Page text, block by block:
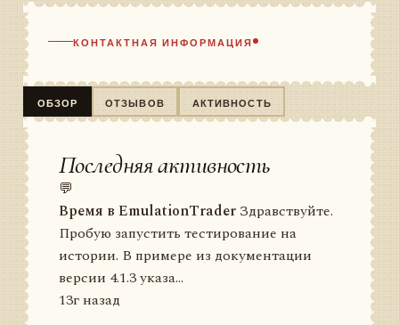
КОНТАКТНАЯ ИНФОРМАЦИЯ
ОБЗОР ОТЗЫВОВ АКТИВНОСТЬ
Последняя активность
💬
Время в EmulationTrader Здравствуйте.
Пробую запустить тестирование на
истории. В примере из документации
версии 4.1.3 указа...
13г назад